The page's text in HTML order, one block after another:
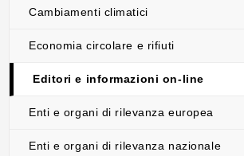
Cambiamenti climatici
Economia circolare e rifiuti
Editori e informazioni on-line
Enti e organi di rilevanza europea
Enti e organi di rilevanza nazionale